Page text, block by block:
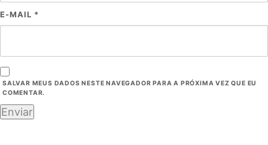
E-MAIL *
SALVAR MEUS DADOS NESTE NAVEGADOR PARA A PRÓXIMA VEZ QUE EU
COMENTAR.